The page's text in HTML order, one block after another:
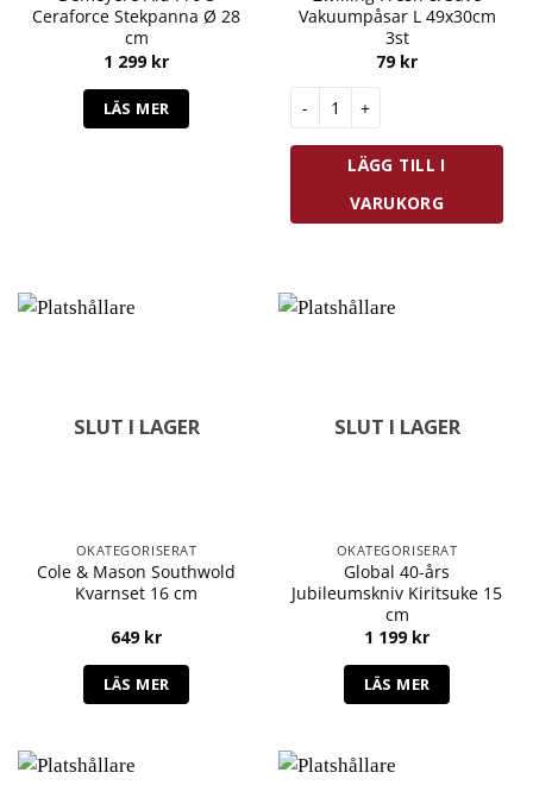
Ceraforce Stekpanna Ø 28
cm
1 299 kr
LÄS MER
Vakuumpåsar L 49x30cm
3st
79 kr
Zwilling Fresh & Save
LÄGG TILL I
VARUKORG
SLUT I LAGER
OKATEGORISERAT
Cole & Mason Southwold
Kvarnset 16 cm
649 kr
LÄS MER
SLUT I LAGER
OKATEGORISERAT
Global 40-års
Jubileumskniv Kiritsuke 15
cm
1 199 kr
LÄS MER